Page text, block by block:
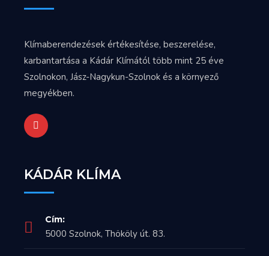
Klímaberendezések értékesítése, beszerelése,
karbantartása a Kádár Klímától több mint 25 éve
Szolnokon, Jász-Nagykun-Szolnok és a környező
megyékben.
KÁDÁR KLÍMA
Cím:
5000 Szolnok, Thököly út. 83.